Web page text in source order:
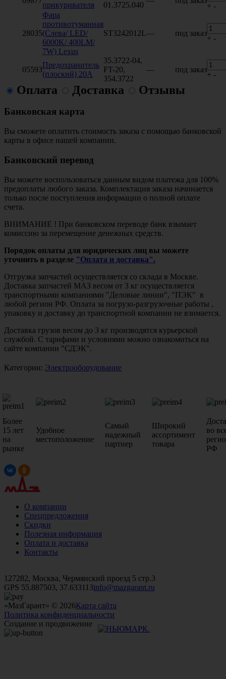
прикуривателя 01.3725.040 + -
28035
Фара
противотуманная
(Слева/ LED/
6000K/ 400LM/
7W) Lexus
ST3242012L— под заказ
+ -
05593
Предохранитель
(плоский) 20А
35.3722-04,
FT-20,
354.3722
— под заказ
+ -
Оплата Доставка Отзывы
Банковская карта
Вы сможете оплатить стоимость заказа с помощью банковской
карты в офисе нашей компании.
Банковский перевод
Вы можете воспользоваться данным видом платежа для 100%
предоплаты любого заказа. Комплектация заказа начинается
только после поступления информации о полной оплате
счета.
ВНИМАНИЕ ! При банковском переводе банк взымает
комиссию за перемещение денежных средств.
Порядок оплаты для юридических лиц вы можете
уточнить в разделе "Оплата и доставка".
Отгрузка запчастей осуществляется со склада в Москве.
Доставка запчастей МАЗ весом от 3 кг осуществляется
транспортными компаниями "Деловые линии", "ПЭК" в
любой регион РФ. Оплата за погрузо-разгрузочные работы ,
упаковку и доставку до транспортной компании не взимается.
Доставка грузов весом до 3 кг производятся курьерской
службой. С тарифами и условиями можно ознакомиться на
сайте компании "СДЭК".
Категории: Электрооборудование
Более
15 лет
на
рынке
Удобное
местоположение
Самый
надежный
партнер
Широкий
ассортимент
товара
во
РФ
О компании
Спецпредложения
Скидки
Полезная информация
Оплата и доставка
Контакты
127282, Москва, Чермянский проезд 5 стр.3
GPS 55.887503, 37.633113info@mazgarant.ru
«МазГарант» © 2026Карта сайта
Политика конфиденциальности
Создание и продвижение